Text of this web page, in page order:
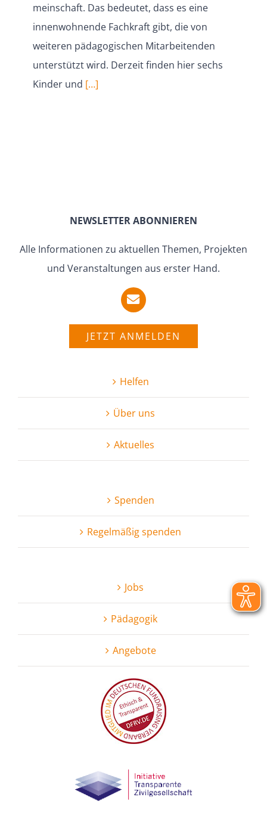
mein­schaft. Das bedeutet, dass es eine
innen­woh­nende Fachkraft gibt, die von
weiteren pädago­gi­schen Mitar­bei­tenden
unter­stützt wird. Derzeit finden hier sechs
Kinder und […]
NEWSLETTER ABONNIEREN
Alle Infor­ma­tionen zu aktuellen Themen, Projekten
und Veran­stal­tungen aus erster Hand.
JETZT ANMELDEN
Helfen
Über uns
Aktuelles
Spenden
Regel­mäßig spenden
Jobs
Pädagogik
Angebote